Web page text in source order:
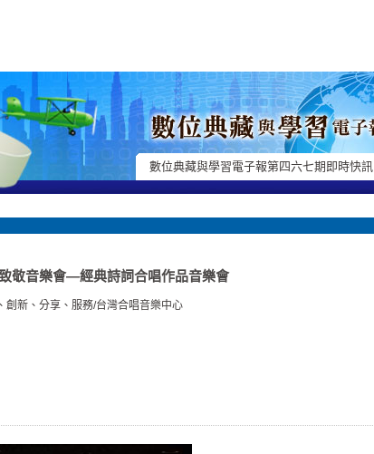
數位典藏與學習電子報第四六七期即時快訊
敬音樂會—經典詩詞合唱作品音樂會
創新、分享、服務/台灣合唱音樂中心